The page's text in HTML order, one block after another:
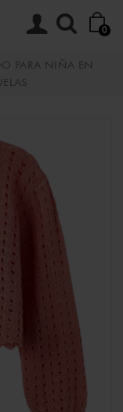
0
PARA NIÑA EN